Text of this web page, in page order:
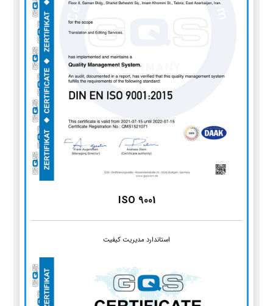
ISO 9001
استاندارد مدیریت کیفیت